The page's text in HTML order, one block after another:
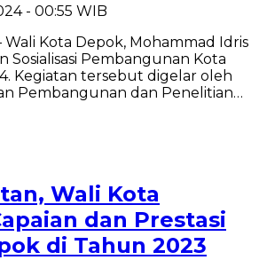
- 00:55 WIB
Wali Kota Depok, Mohammad Idris
Sosialisasi Pembangunan Kota
Kegiatan tersebut digelar oleh
Pembangunan dan Penelitian…
Wali Kota
dan Prestasi
di Tahun 2023